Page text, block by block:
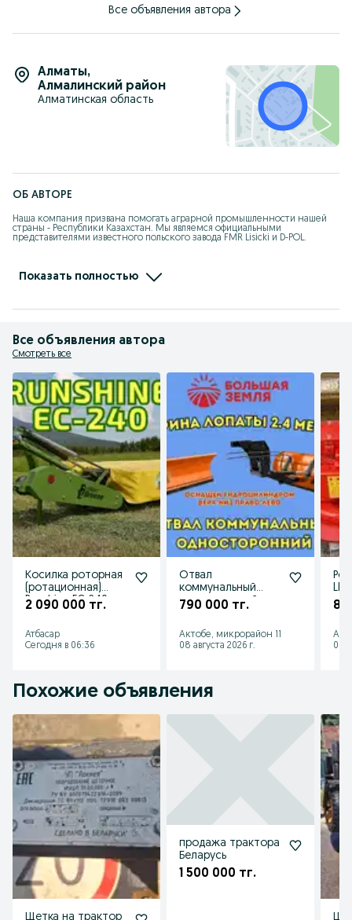
Косилки Lisicki, Wirax
Ямобуры, отвалы, щетки, жатки, плуги, бороны
Тракторы МТЗ и техника из наличия
Количество ограничено. Звоните — подберём технику под
Все объявления автора
Алматы,
Алмалинский район
Алматинская область
ОБ АВТОРЕ
Наша компания призвана помогать аграрной промышленности нашей
страны - Республики Казахстан. Мы являемся официальными
представителями известного польского завода FMR Lisicki и D-POL.
компании пользоваться отличной репутацией на протяжении 8 лет!
Показать полностью
Все объявления автора
Смотреть все
Косилка роторная
(ротационная)
Runshine EC-240
SAMASZ
2 090 000 тг.
Атбасар
Сегодня в 06:36
Отвал
коммунальный
универсальный
МТЗ ЛОВОЛ ЮТО
KASPI
790 000 тг.
Актобе, микрорайон 11
08 августа 2026 г.
08
Похожие объявления
Щетка на трактор
продажа трактора
Беларусь
1 500 000 тг.